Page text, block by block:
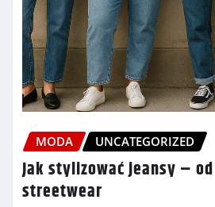
MODA UNCATEGORIZED
Jak stylizować jeansy –
streetwear